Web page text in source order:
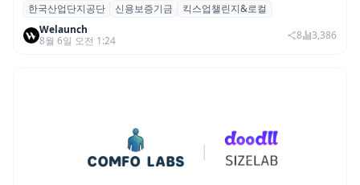
산단공·신보, 2026 ‘킥스업 챌린지&로컬’ 참
여 스타트업 모집
한국산업단지공단 신용보증기금
킥스업챌린지&로컬
Welaunch
8월 6일 오전 1:24
8 3,386